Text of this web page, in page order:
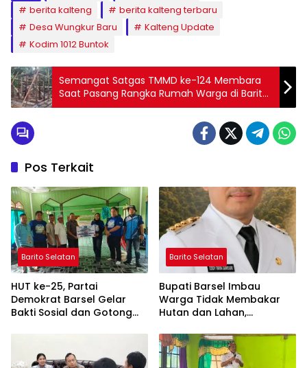
berita kalteng
berita kalteng terbaru
Desa Wungkur Baru
Kalteng Update
Kodim 1012 Buntok
Semangat Satgas TMMD ke-124 Membara
Saat Pasang Rangka Rumah Warga di Barito
Selatan
Pos Terkait
Barito Selatan
HUT ke-25, Partai
Demokrat Barsel Gelar
Bakti Sosial dan Gotong
Ashfiya
Barito Selatan
Bupati Barsel Imbau
Warga Tidak Membakar
Hutan dan Lahan,
Bebas Kabut Asap